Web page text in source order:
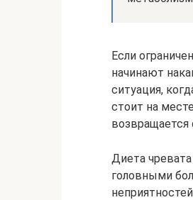
Если
начинают
ситуация,
стоит на
возвращается
Диета
головными